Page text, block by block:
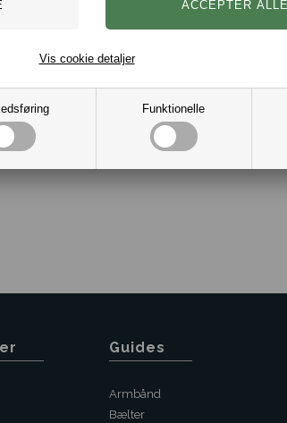
Funktionelle
Vis cookie detaljer
Gave æske medfølger.
10021498
Guides
Armbånd
Bælter